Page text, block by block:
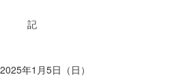
記
年1月5日（日）